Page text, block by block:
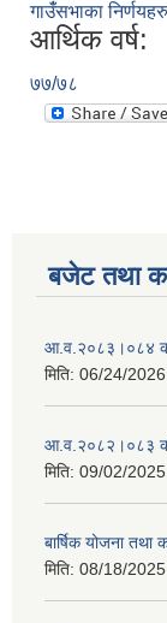
गाउँंसभाका निर्णयहरु
आर्थिक वर्ष:
७७/७८
बजेट तथा
आ.व.२०८३।०८४
मिति: 06/24/
आ.व.२०८२।०८३
मिति: 09/02/
बार्षिक योजना तथा
मिति: 08/18/